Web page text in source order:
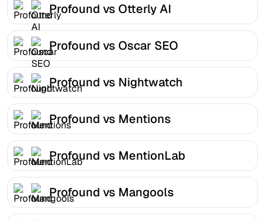
Profound vs Otterly AI
Profound vs Oscar SEO
Profound vs Nightwatch
Profound vs Mentions
Profound vs MentionLab
Profound vs Mangools